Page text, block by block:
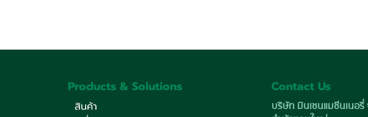
Products & Solutions
สินค้า
Contact Us
บริษัท มินเซนแมชีนเนอ